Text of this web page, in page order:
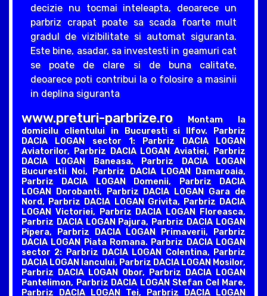
decizie nu tocmai inteleapta, deoarece un
parbriz crapat poate sa scada foarte mult
gradul de vizibilitate si automat siguranta.
Este bine, asadar, sa investesti in geamuri cat
se poate de clare si de buna calitate,
deoarece poti contribui la o folosire a masinii
in deplina siguranta
www.preturi-parbrize.roMontam la
domicilu clientului in Bucuresti si Ilfov. Parbriz
DACIA LOGAN sector 1: Parbriz DACIA LOGAN
Aviatorilor, Parbriz DACIA LOGAN Aviatiei, Parbriz
DACIA LOGAN Baneasa, Parbriz DACIA LOGAN
Bucurestii Noi, Parbriz DACIA LOGAN Damaroaia,
Parbriz DACIA LOGAN Domenii, Parbriz DACIA
LOGAN Dorobanti, Parbriz DACIA LOGAN Gara de
Nord, Parbriz DACIA LOGAN Grivita, Parbriz DACIA
LOGAN Victoriei, Parbriz DACIA LOGAN Floreasca,
Parbriz DACIA LOGAN Pajura, Parbriz DACIA LOGAN
Pipera, Parbriz DACIA LOGAN Primaverii, Parbriz
DACIA LOGAN Piata Romana. Parbriz DACIA LOGAN
sector 2: Parbriz DACIA LOGAN Colentina, Parbriz
DACIA LOGAN Iancului, Parbriz DACIA LOGAN Mosilor,
Parbriz DACIA LOGAN Obor, Parbriz DACIA LOGAN
Pantelimon, Parbriz DACIA LOGAN Stefan Cel Mare,
Parbriz DACIA LOGAN Tei, Parbriz DACIA LOGAN